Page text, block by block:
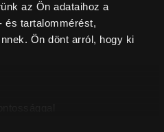
az Ön adataihoz a
és tartalommérést,
Ön dönt arról, hogy ki
Áruházlánc